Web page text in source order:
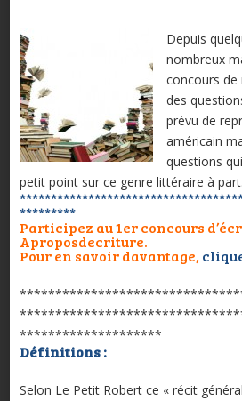
Depuis
nombreux
concours
des
prévu de
américain
questions
petit point sur ce genre littéraire à part.
*********
Participez au 1er concours
Aproposdecriture.
Pour en savoir davantage,
********************
Définitions :
Selon Le Petit Robert ce « récit